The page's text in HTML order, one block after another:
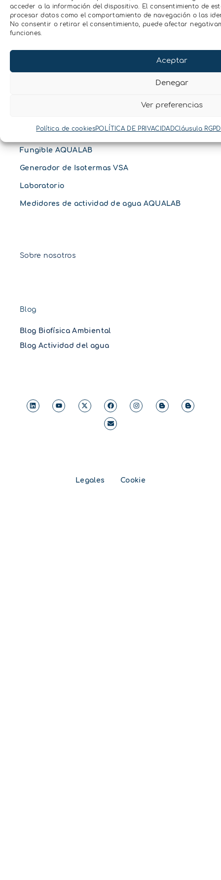
acceder a la información del dispositivo. El consentimiento de
procesar datos como el comportamiento de navegación o las
No consentir o retirar el consentimiento, puede afectar
funciones.
Aceptar
Denegar
Ver preferencias
Política de cookiesPOLÍTICA DE PRIVACIDADCláusula
Clima
Luz
Conductividad
Actividad de agua
Fungible AQUALAB
Generador de Isotermas VSA
Laboratorio
Medidores de actividad de agua AQUALAB
Sobre nosotros
Blog
Blog Biofísica Ambiental
Blog Actividad del agua
Legales Cookie